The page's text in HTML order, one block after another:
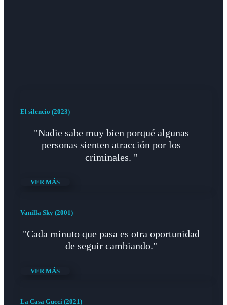
El silencio (2023)
"Nadie sabe muy bien porqué algunas
personas sienten atracción por los
criminales. "
VER MÁS
Vanilla Sky (2001)
"Cada minuto que pasa es otra oportunidad
de seguir cambiando."
VER MÁS
La Casa Gucci (2021)